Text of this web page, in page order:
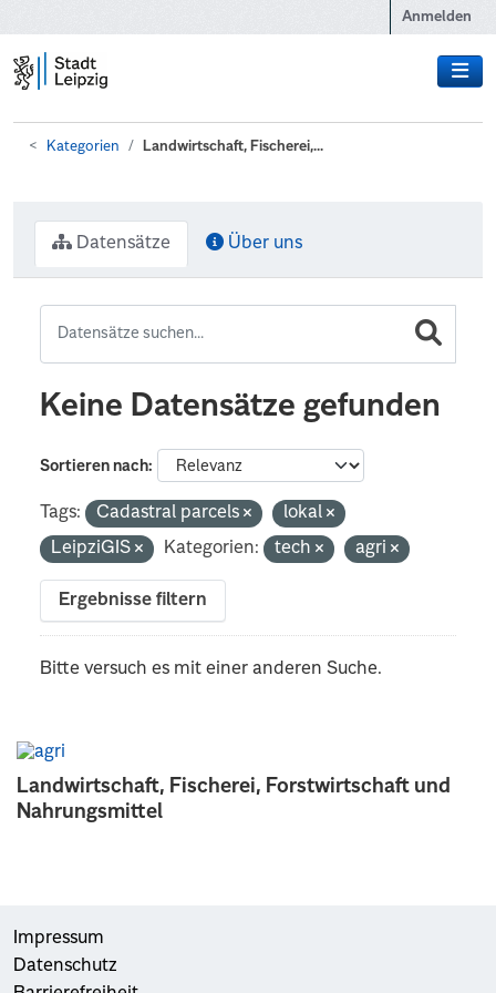
Anmelden
Kategorien Landwirtschaft, Fischerei,...
Landwirtschaft, Fischerei, Forstwirtschaft und
Nahrungsmittel
Datensätze Über uns
Keine Datensätze gefunden
Sortieren nach
Tags: Cadastral parcels
lokal
LeipziGIS
Kategorien: tech agri
Ergebnisse filtern
Bitte versuch es mit einer anderen Suche.
Impressum
Datenschutz